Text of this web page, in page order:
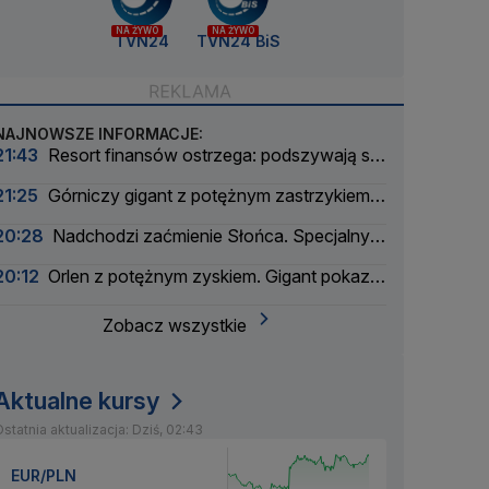
NA ŻYWO
TVN24
NA ŻYWO
TVN24 BiS
INFORMACJE:
Resort finansów ostrzega: podszywają się
Górniczy gigant z potężnym zastrzykiem
Nadchodzi zaćmienie Słońca. Specjalny
Orlen z potężnym zyskiem. Gigant pokazał
Zobacz wszystkie
kursy
aktualizacja: Dziś, 02:43
EUR/PLN